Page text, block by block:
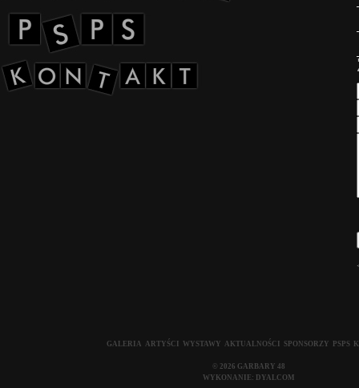
GALERIA ARTYŚCI WYSTAWY AKTUALNOŚCI SPONSORZY PSPS
© 2026 GARBARY 48
WYKONANIE: DYALCOM